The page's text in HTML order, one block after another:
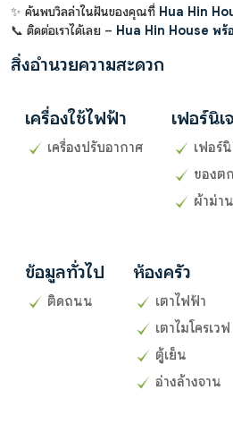
✨ ค้นพบวิลล่าในฝันของคุณที่ Hua Hin
📞 ติดต่อเราได้เลย – Hua Hin House พ
สิ่งอำนวยความสะดวก
เครื่องใช้ไฟฟ้า
เครื่องปรับอากาศ
เฟอร์นิเ
เฟอร์
ของต
ผ้าม่าน
ข้อมูลทั่วไป
ติดถนน
ห้องครัว
เตาไฟฟ้า
เตาไมโครเวฟ
ตู้เย็น
อ่างล้างจาน